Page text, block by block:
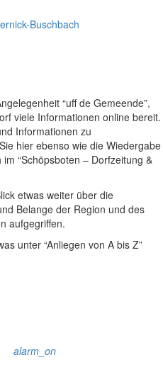
Buschbach
“uff de Gemeende”,
viele Informationen online bereit.
Informationen zu
hier ebenso wie die Wiedergabe
“Schöpsboten – Dorfzeitung &
etwas weiter über die
Belange der Region und des
aufgegriffen.
unter “Anliegen von A bis Z”
alarm_on